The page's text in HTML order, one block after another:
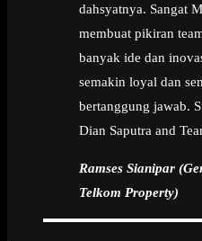
dahsyatnya. Sangat
membuat pikiran
banyak ide dan
semakin loyal dan
bertanggung jawab.
Dian Saputra and
Ramses Sianipar
Telkom Property)